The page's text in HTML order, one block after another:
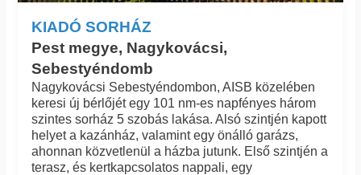
KIADÓ SORHÁZ
Pest megye, Nagykovácsi,
Sebestyéndomb
Nagykovácsi Sebestyéndombon, AISB közelében
keresi új bérlőjét egy 101 nm-es napfényes három
szintes sorház 5 szobás lakása. Alsó szintjén kapott
helyet a kazánház, valamint egy önálló garázs,
ahonnan közvetlenül a házba jutunk. Első szintjén a
terasz, és kertkapcsolatos nappali, egy